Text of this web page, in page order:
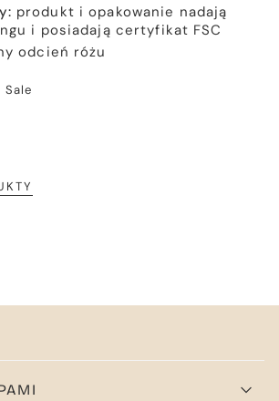
produkt i opakowanie nadają
i posiadają certyfikat FSC
odcień różu
Sale